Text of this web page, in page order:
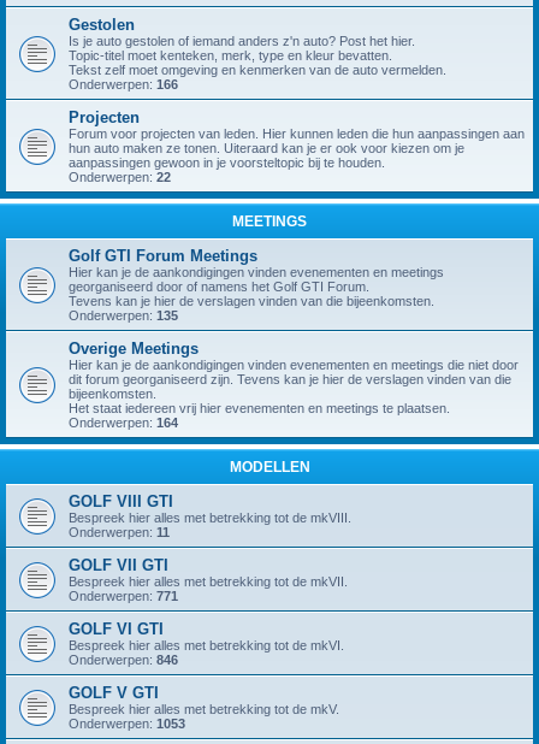
Gestolen
Is je auto gestolen of iemand anders z'n auto? Post het hier.
Topic-titel moet kenteken, merk, type en kleur bevatten.
Tekst zelf moet omgeving en kenmerken van de auto vermelden.
Onderwerpen: 166
Projecten
Forum voor projecten van leden. Hier kunnen leden die hun aanpassingen aan
hun auto maken ze tonen. Uiteraard kan je er ook voor kiezen om je
aanpassingen gewoon in je voorsteltopic bij te houden.
Onderwerpen: 22
MEETINGS
Golf GTI Forum Meetings
Hier kan je de aankondigingen vinden evenementen en meetings
georganiseerd door of namens het Golf GTI Forum.
Tevens kan je hier de verslagen vinden van die bijeenkomsten.
Onderwerpen: 135
Overige Meetings
Hier kan je de aankondigingen vinden evenementen en meetings die niet door
dit forum georganiseerd zijn. Tevens kan je hier de verslagen vinden van die
bijeenkomsten.
Het staat iedereen vrij hier evenementen en meetings te plaatsen.
Onderwerpen: 164
MODELLEN
GOLF VIII GTI
Bespreek hier alles met betrekking tot de mkVIII.
Onderwerpen: 11
GOLF VII GTI
Bespreek hier alles met betrekking tot de mkVII.
Onderwerpen: 771
GOLF VI GTI
Bespreek hier alles met betrekking tot de mkVI.
Onderwerpen: 846
GOLF V GTI
Bespreek hier alles met betrekking tot de mkV.
Onderwerpen: 1053